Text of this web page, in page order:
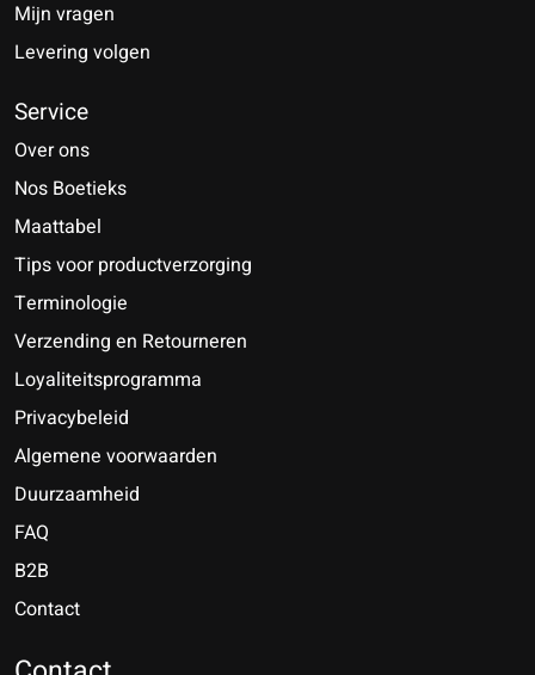
Mijn vragen
Levering volgen
Service
Over ons
Nos Boetieks
Maattabel
Tips voor productverzorging
Terminologie
Verzending en Retourneren
Loyaliteitsprogramma
Privacybeleid
Algemene voorwaarden
Duurzaamheid
FAQ
B2B
Contact